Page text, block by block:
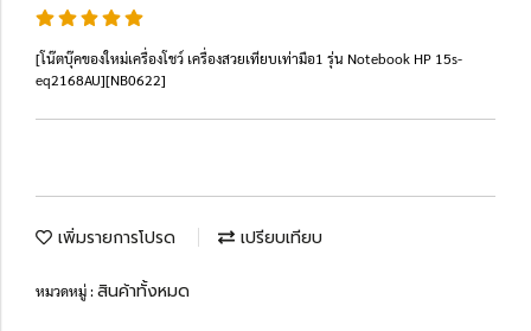
[โน๊ตบุ๊คของใหม่เครื่องโชว์ เครื่องสวยเทียบเท่ามือ1 รุ่น Notebook HP 15s-
eq2168AU][NB0622]
เพิ่มรายการโปรด เปรียบเทียบ
หมวดหมู่ :สินค้าทั้งหมด